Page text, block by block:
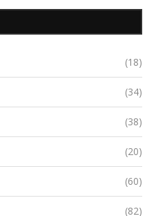
(18)
(34)
(38)
(20)
(60)
(82)